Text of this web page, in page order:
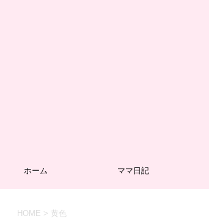
ホーム ママ日記
HOME > 黄色